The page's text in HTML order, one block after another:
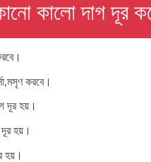
কালো দাগ দূর
করবে।
দূর হয়।
হয়।
হয়।